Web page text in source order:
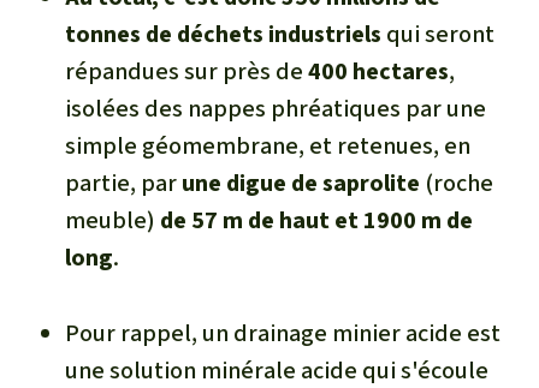
tonnes de déchets industriels qui seront
répandues sur près de400 hectares,
isolées des nappes phréatiques par une
simple géomembrane, et retenues, en
partie, parune digue de saprolite (roche
meuble) de 57 m de haut et 1900 m de
long.
Pour rappel, un drainage minier acide est
une solution minérale acide qui s'écoule